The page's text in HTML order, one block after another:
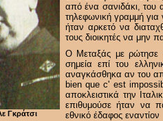
από ένα σανιδάκι, του
τηλεφωνική γραμμή για
ήταν αρκετό να
τους διοικητές να μην
Ο Μεταξάς με ρώτησε
σημεία επί του
αναγκάσθηκα αν του
bien que c' est
αποκλειστικά την
επιθυμούσε ήταν να
εθνικό έδαφος εναντίον
Γκράτσι